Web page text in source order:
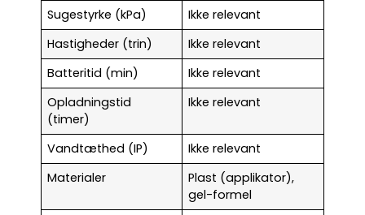
Sugestyrke (kPa)
Ikke relevant
Hastigheder (trin)
Ikke relevant
Batteritid (min)
Ikke relevant
Opladningstid
(timer)
Ikke relevant
Vandtæthed (IP)
Ikke relevant
Materialer
Plast (applikator),
gel-formel